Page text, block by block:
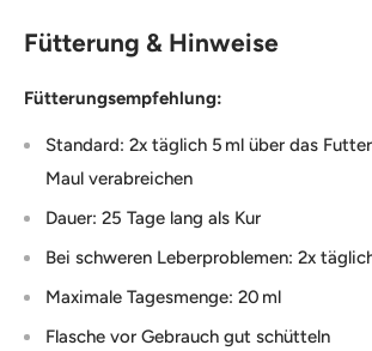
Fütterung & Hinweise
Fütterungsempfehlung:
Standard: 2x täglich 5 ml über das
Maul verabreichen
Dauer: 25 Tage lang als Kur
Bei schweren Leberproblemen: 2x
Maximale Tagesmenge: 20 ml
Flasche vor Gebrauch gut schütteln